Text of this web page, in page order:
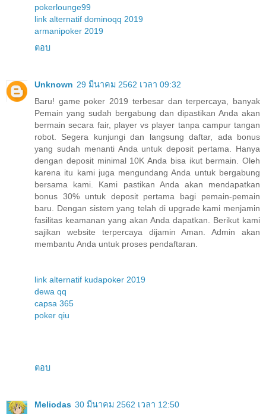
pokerlounge99
link alternatif dominoqq 2019
armanipoker 2019
ตอบ
Unknown 29 มีนาคม 2562 เวลา 09:32
Baru! game poker 2019 terbesar dan terpercaya, banyak
Pemain yang sudah bergabung dan dipastikan Anda akan
bermain secara fair, player vs player tanpa campur tangan
robot. Segera kunjungi dan langsung daftar, ada bonus
yang sudah menanti Anda untuk deposit pertama. Hanya
dengan deposit minimal 10K Anda bisa ikut bermain. Oleh
karena itu kami juga mengundang Anda untuk bergabung
bersama kami. Kami pastikan Anda akan mendapatkan
bonus 30% untuk deposit pertama bagi pemain-pemain
baru. Dengan sistem yang telah di upgrade kami menjamin
fasilitas keamanan yang akan Anda dapatkan. Berikut kami
sajikan website terpercaya dijamin Aman. Admin akan
membantu Anda untuk proses pendaftaran.
link alternatif kudapoker 2019
dewa qq
capsa 365
poker qiu
ตอบ
Meliodas 30 มีนาคม 2562 เวลา 12:50